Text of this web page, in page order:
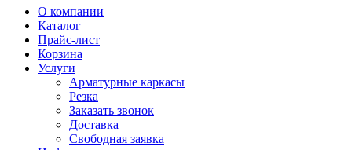
О компании
Каталог
Прайс-лист
Корзина
Услуги
Арматурные каркасы
Резка
Заказать звонок
Доставка
Свободная заявка